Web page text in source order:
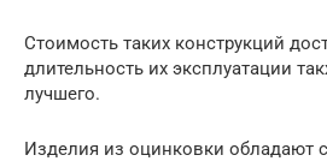
Стоимость таких конструкций
длительность их эксплуатации
лучшего.
Изделия из оцинковки обладают